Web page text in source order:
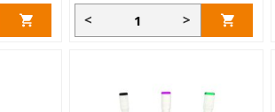
< >